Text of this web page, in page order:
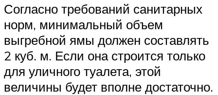
Согласно требований санитарных
норм, минимальный объем
выгребной ямы должен составлять
2 куб. м. Если она строится только
для уличного туалета, этой
величины будет вполне достаточно.